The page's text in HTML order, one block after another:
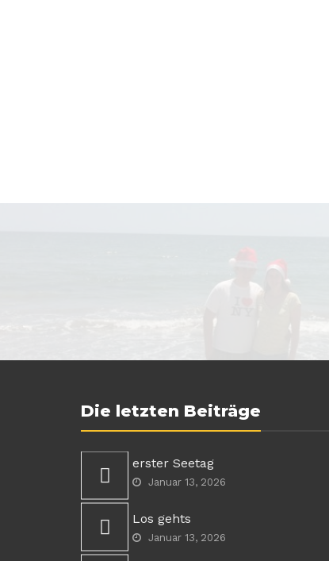
Die letzten Beiträge
erster Seetag
Januar 13, 2026
Los gehts
Januar 13, 2026